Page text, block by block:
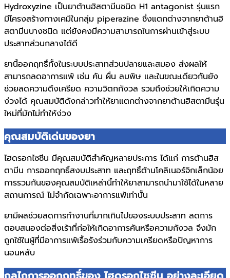
Hydroxyzine เป็นยาต้านฮิสตามีนชนิด H1 antagonist รุ่นแรก
มีโครงสร้างทางเคมีในกลุ่ม piperazine ซึ่งแตกต่างจากยาต้านฮิ
สตามีนบางชนิด แต่ยังคงมีความสามารถในการผ่านเข้าสู่ระบบ
ประสาทส่วนกลางได้ดี
ยานี้ออกฤทธิ์ทั้งในระบบประสาทส่วนปลายและสมอง ส่งผลให้
สามารถลดอาการแพ้ เช่น คัน ผื่น ลมพิษ และในขณะเดียวกันยัง
ช่วยลดความตึงเครียด ความวิตกกังวล รวมถึงช่วยให้เกิดความ
ง่วงได้ คุณสมบัติดังกล่าวทำให้ยาแตกต่างจากยาต้านฮิสตามีนรุ่น
ใหม่ที่มักไม่ทำให้ง่วง
คุณสมบัติเด่นของยา
ไฮดรอกไซซีน มีคุณสมบัติสำคัญหลายประการ ได้แก่ การต้านฮิส
ตามีน การออกฤทธิ์สงบประสาท และฤทธิ์ต้านโคลิเนอร์จิกเล็กน้อย
การรวมกันของคุณสมบัติเหล่านี้ทำให้ยาสามารถนำมาใช้ได้ในหลาย
สถานการณ์ ไม่จำกัดเฉพาะอาการแพ้เท่านั้น
ยามีผลช่วยลดการทำงานที่มากเกินไปของระบบประสาท ลดการ
ตอบสนองต่อสิ่งเร้าที่ก่อให้เกิดอาการคันหรือความกังวล จึงมัก
ถูกใช้ในผู้ที่มีอาการแพ้เรื้อรังร่วมกับความเครียดหรือปัญหาการ
นอนหลับ